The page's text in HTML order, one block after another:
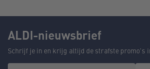
ALDI-nieuwsbrief
Schrijf je in en krijg altijd de strafste promo's